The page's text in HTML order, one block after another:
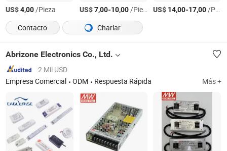
US$4,00/Pieza US$7,00-10,00/Pieza US$ 14,00-17,00/Pieza
Contacto
Charlar
Abrizone Electronics Co., Ltd.
2 Mil USD
Empresa Comercial
ODM Respuesta Rápida Más +